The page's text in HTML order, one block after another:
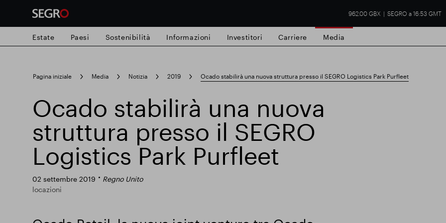
962.00 GBX SEGRO a 16:53 GMT
search
for
Ricerca popolare
Responsabile SEGRO Slough proprietà commerciale
Estate Paesi Sostenibilità Informazioni Investitori Carriere Media
Pagina iniziale Media Notizia 2019 Ocado stabilirà una nuova struttura presso il SEGRO Logistics Park Purfleet
Ocado stabilirà una nuova
struttura presso il SEGRO
Logistics Park Purfleet
02 settembre 2019
Regno Unito
locazioni